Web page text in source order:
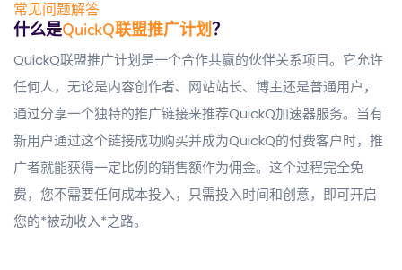
常见问题解答
什么是QuickQ联盟推广计划？
QuickQ联盟推广计划是一个合作共赢的伙伴关系项目。它允许
任何人，无论是内容创作者、网站站长、博主还是普通用户，
通过分享一个独特的推广链接来推荐QuickQ加速器服务。当有
新用户通过这个链接成功购买并成为QuickQ的付费客户时，推
广者就能获得一定比例的销售额作为佣金。这个过程完全免
费，您不需要任何成本投入，只需投入时间和创意，即可开启
您的*被动收入*之路。